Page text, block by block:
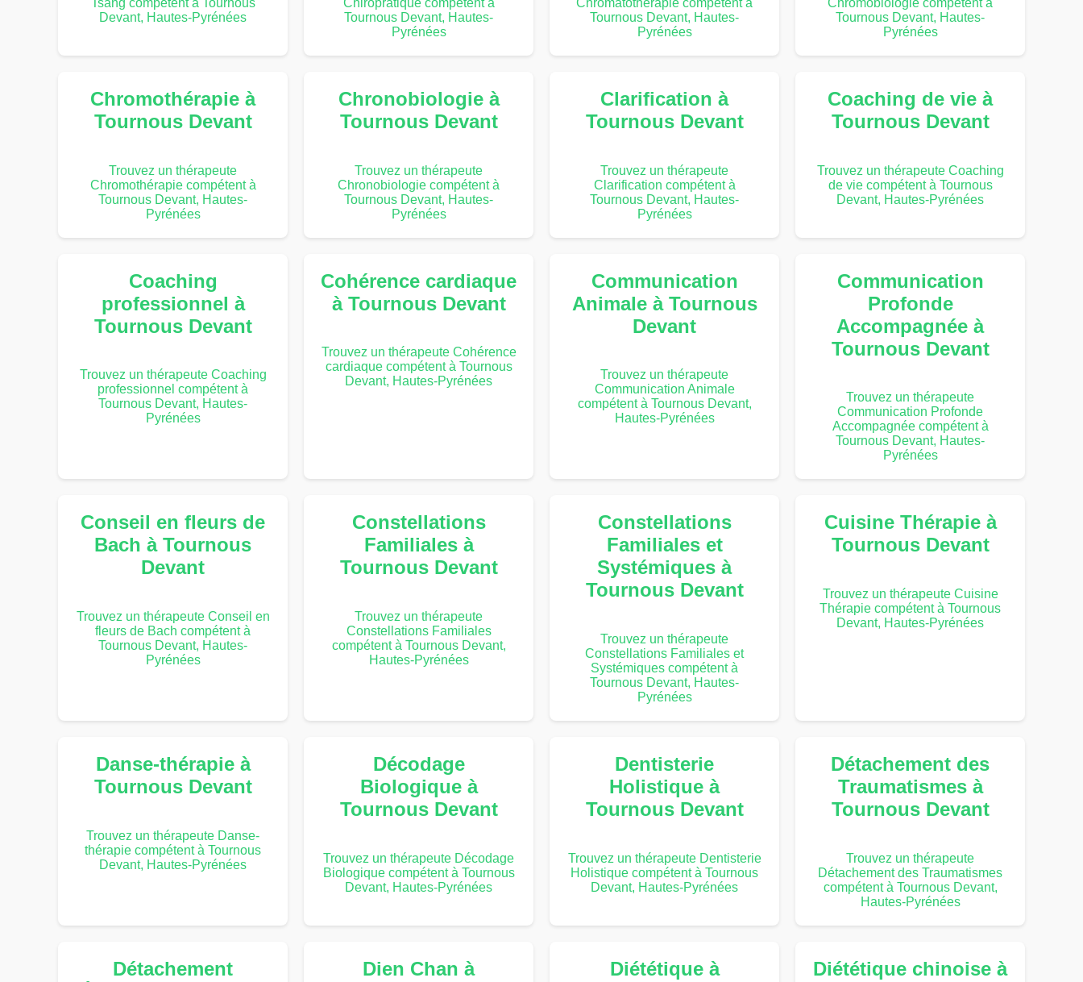
Devant, Hautes-Pyrénées
Tournous Devant, Hautes-
Pyrénées
Tournous Devant, Hautes-
Pyrénées
Tournous Devant, Hautes-
Pyrénées
Chromothérapie à
Tournous Devant
Trouvez un thérapeute
Chromothérapie compétent à
Tournous Devant, Hautes-
Pyrénées
Chronobiologie à
Tournous Devant
Trouvez un thérapeute
Chronobiologie compétent à
Tournous Devant, Hautes-
Pyrénées
Clarification à
Tournous Devant
Trouvez un thérapeute
Clarification compétent à
Tournous Devant, Hautes-
Pyrénées
Coaching de vie à
Tournous Devant
Trouvez un thérapeute Coaching
de vie compétent à Tournous
Devant, Hautes-Pyrénées
Coaching
professionnel à
Tournous Devant
Trouvez un thérapeute Coaching
professionnel compétent à
Tournous Devant, Hautes-
Pyrénées
Cohérence cardiaque
à Tournous Devant
Trouvez un thérapeute Cohérence
cardiaque compétent à Tournous
Devant, Hautes-Pyrénées
Communication
Animale à Tournous
Devant
Trouvez un thérapeute
Communication Animale
compétent à Tournous Devant,
Hautes-Pyrénées
Communication
Profonde
Accompagnée à
Tournous Devant
Trouvez un thérapeute
Communication Profonde
Accompagnée compétent à
Tournous Devant, Hautes-
Pyrénées
Conseil en fleurs de
Bach à Tournous
Devant
Trouvez un thérapeute Conseil en
fleurs de Bach compétent à
Tournous Devant, Hautes-
Pyrénées
Constellations
Familiales à
Tournous Devant
Trouvez un thérapeute
Constellations Familiales
compétent à Tournous Devant,
Hautes-Pyrénées
Constellations
Familiales et
Systémiques à
Tournous Devant
Trouvez un thérapeute
Constellations Familiales et
Systémiques compétent à
Tournous Devant, Hautes-
Pyrénées
Cuisine Thérapie à
Tournous Devant
Trouvez un thérapeute Cuisine
Thérapie compétent à Tournous
Devant, Hautes-Pyrénées
Danse-thérapie à
Tournous Devant
Trouvez un thérapeute Danse-
thérapie compétent à Tournous
Devant, Hautes-Pyrénées
Décodage
Biologique à
Tournous Devant
Trouvez un thérapeute Décodage
Biologique compétent à Tournous
Devant, Hautes-Pyrénées
Dentisterie
Holistique à
Tournous Devant
Trouvez un thérapeute Dentisterie
Holistique compétent à Tournous
Devant, Hautes-Pyrénées
Détachement des
Traumatismes à
Tournous Devant
Trouvez un thérapeute
Détachement des Traumatismes
compétent à Tournous Devant,
Hautes-Pyrénées
Détachement
Dien Chan à
Diététique à
Diététique chinoise à